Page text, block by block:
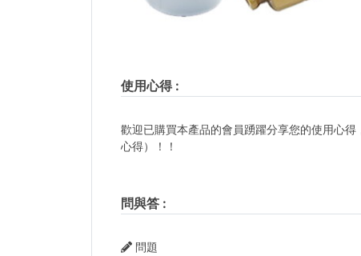
使用心得:
歡迎已購買本產品的會員踴躍分享您的使用心
心得）！！
問與答:
問題